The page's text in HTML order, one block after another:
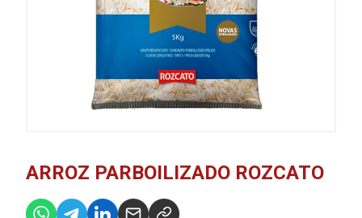
ARROZ PARBOILIZADO ROZCATO